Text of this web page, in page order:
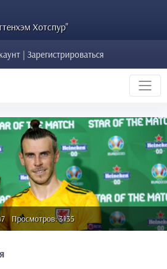
Хотспур"
| Зарегистрироваться
Просмотров: 3135